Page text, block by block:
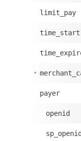
limit_pay
time_start
payer
openid
sp_openid